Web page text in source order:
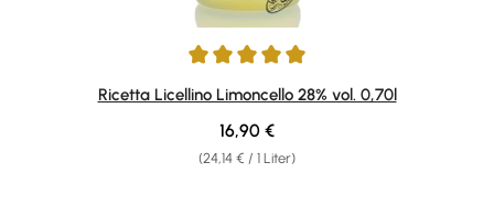
Durchschnittliche Bewertung von 5 von 5 Sternen
Ricetta Licellino Limoncello 28% vol. 0,70l
(24,14 € / 1 Liter)
Regulärer Preis:
16,90 €